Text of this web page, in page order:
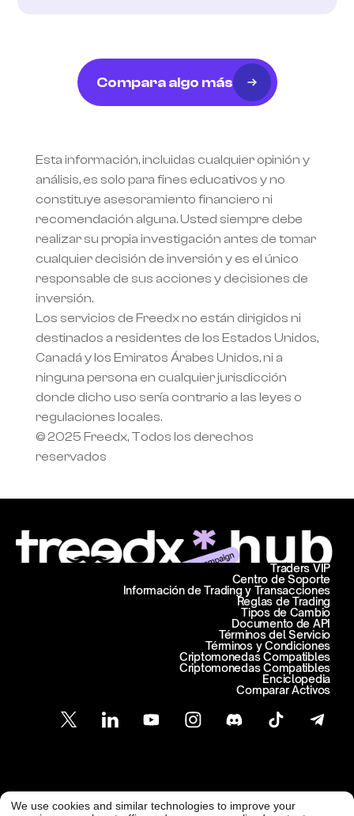
Compara algo más
Esta información, incluidas cualquier opinión y
análisis, es solo para fines educativos y no
constituye asesoramiento financiero ni
recomendación alguna. Usted siempre debe
realizar su propia investigación antes de tomar
cualquier decisión de inversión y es el único
responsable de sus acciones y decisiones de
inversión.
Los servicios de Freedx no están dirigidos ni
destinados a residentes de los Estados Unidos,
Canadá y los Emiratos Árabes Unidos, ni a
ninguna persona en cualquier jurisdicción
donde dicho uso sería contrario a las leyes o
regulaciones locales.
© 2025 Freedx, Todos los derechos
reservados
Centro de Soporte
Información de Trading y Transacciones
Traders VIP
Reglas de Trading
Tipos de Cambio
Documento de API
Términos del Servicio
Términos y Condiciones
Criptomonedas Compatibles
Criptomonedas Compatibles
Enciclopedia
Comparar Activos
Atención al Cliente
We use cookies and similar technologies to improve your